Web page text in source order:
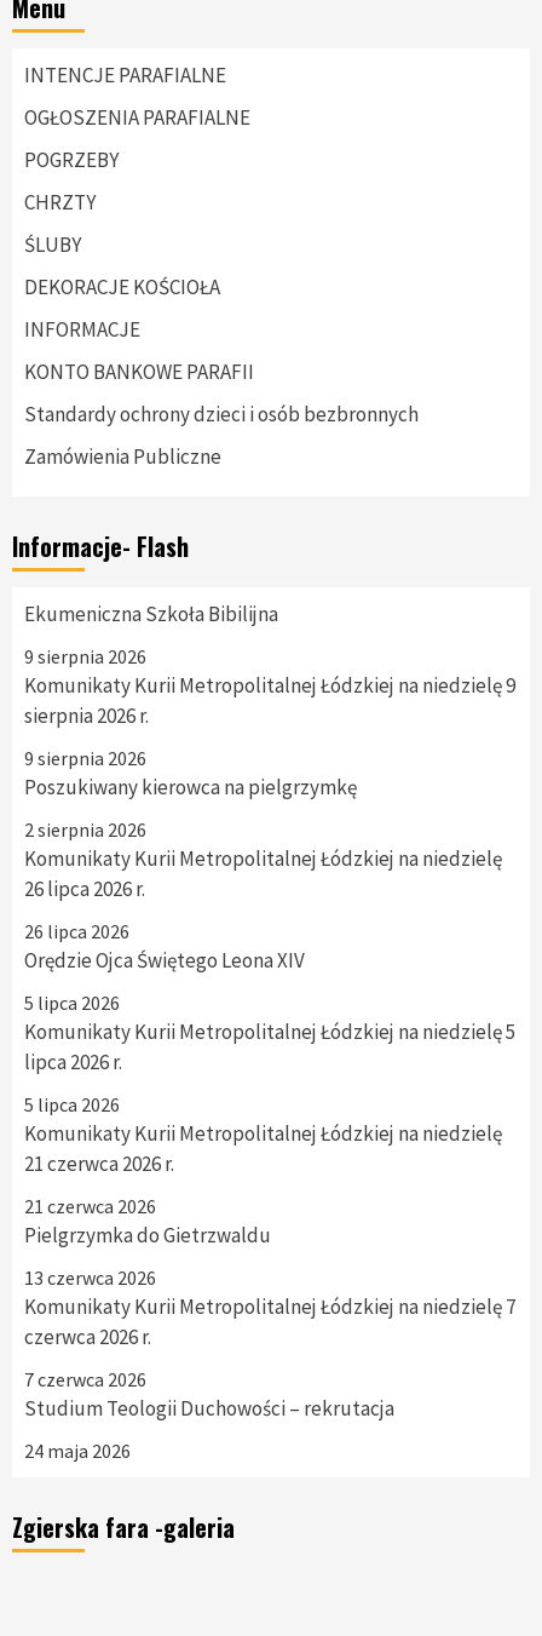
INTENCJE PARAFIALNE
OGŁOSZENIA PARAFIALNE
POGRZEBY
CHRZTY
ŚLUBY
DEKORACJE KOŚCIOŁA
INFORMACJE
KONTO BANKOWE PARAFII
Standardy ochrony dzieci i osób bezbronnych
Zamówienia Publiczne
Informacje- Flash
Ekumeniczna Szkoła Bibilijna
9 sierpnia 2026
Komunikaty Kurii Metropolitalnej Łódzkiej na niedzielę 9
sierpnia 2026 r.
9 sierpnia 2026
Poszukiwany kierowca na pielgrzymkę
2 sierpnia 2026
Komunikaty Kurii Metropolitalnej Łódzkiej na niedzielę
26 lipca 2026 r.
26 lipca 2026
Orędzie Ojca Świętego Leona XIV
5 lipca 2026
Komunikaty Kurii Metropolitalnej Łódzkiej na niedzielę 5
lipca 2026 r.
5 lipca 2026
Komunikaty Kurii Metropolitalnej Łódzkiej na niedzielę
21 czerwca 2026 r.
21 czerwca 2026
Pielgrzymka do Gietrzwaldu
13 czerwca 2026
Komunikaty Kurii Metropolitalnej Łódzkiej na niedzielę 7
czerwca 2026 r.
7 czerwca 2026
Studium Teologii Duchowości – rekrutacja
24 maja 2026
Zgierska fara -galeria